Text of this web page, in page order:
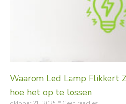
Waarom Led Lamp Flikkert
hoe het op te lossen